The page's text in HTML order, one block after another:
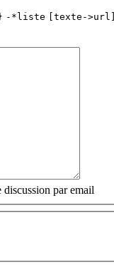
-*liste [texte->url]
discussion par email